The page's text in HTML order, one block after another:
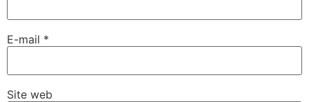
E-mail *
Site web